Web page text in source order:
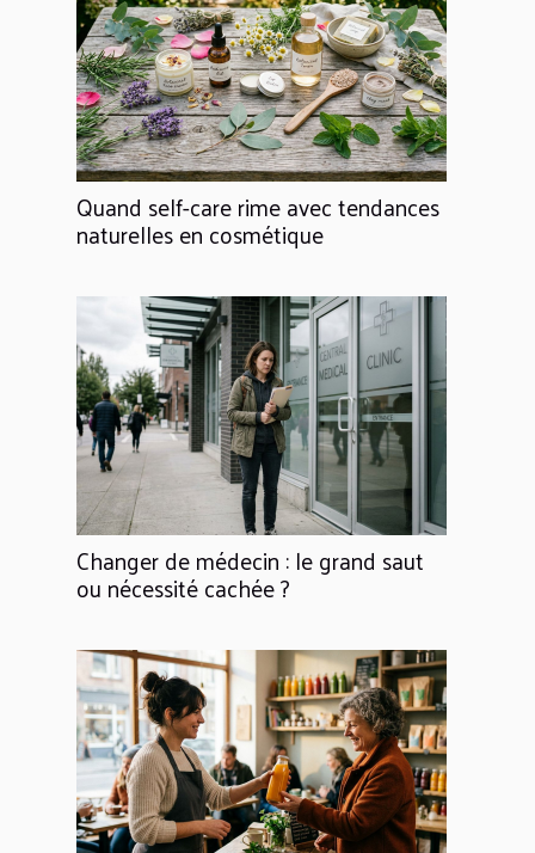
Quand self-care rime avec tendances
naturelles en cosmétique
Changer de médecin : le grand saut
ou nécessité cachée ?